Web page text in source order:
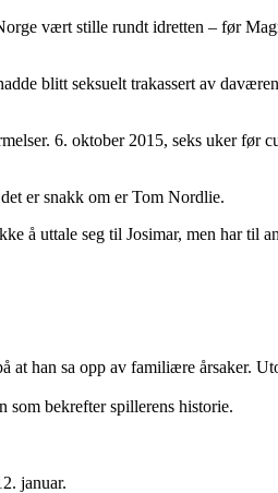
vært stille rundt idretten – før
blitt seksuelt trakassert av
6. oktober 2015, seks uker før
er snakk om er Tom Nordlie.
å uttale seg til Josimar, men har til
at han sa opp av familiære årsaker.
som bekrefter spillerens historie.
januar.